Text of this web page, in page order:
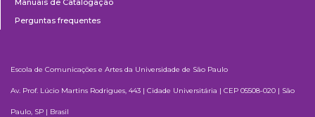
Perguntas frequentes
Escola de Comunicações e Artes da Universidade de São Paulo
Av. Prof. Lúcio Martins Rodrigues, 443 | Cidade Universitária | CEP 05508-020 | São
Paulo, SP | Brasil